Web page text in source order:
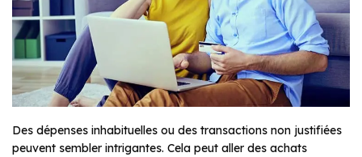
Des dépenses inhabituelles ou des transactions non justifiées
peuvent sembler intrigantes. Cela peut aller des achats